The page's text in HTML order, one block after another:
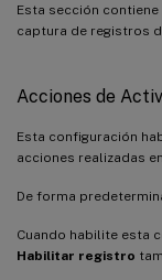
Esta sección
captura de registros
Acciones de
Esta configuración
acciones realizadas
De forma
Cuando habilite esta
Habilitar registro